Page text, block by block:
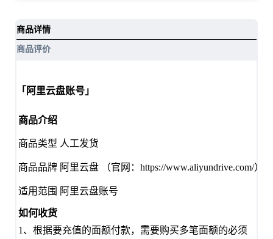
商品详情
商品评价
「阿里云盘账号」
商品介绍
商品类型 人工发货
商品品牌 阿里云盘 （官网：https://www.aliyundrive.com/）
适用范围 阿里云盘账号
如何收货
1、根据要充值的面额付款，需要购买多笔面额的必须